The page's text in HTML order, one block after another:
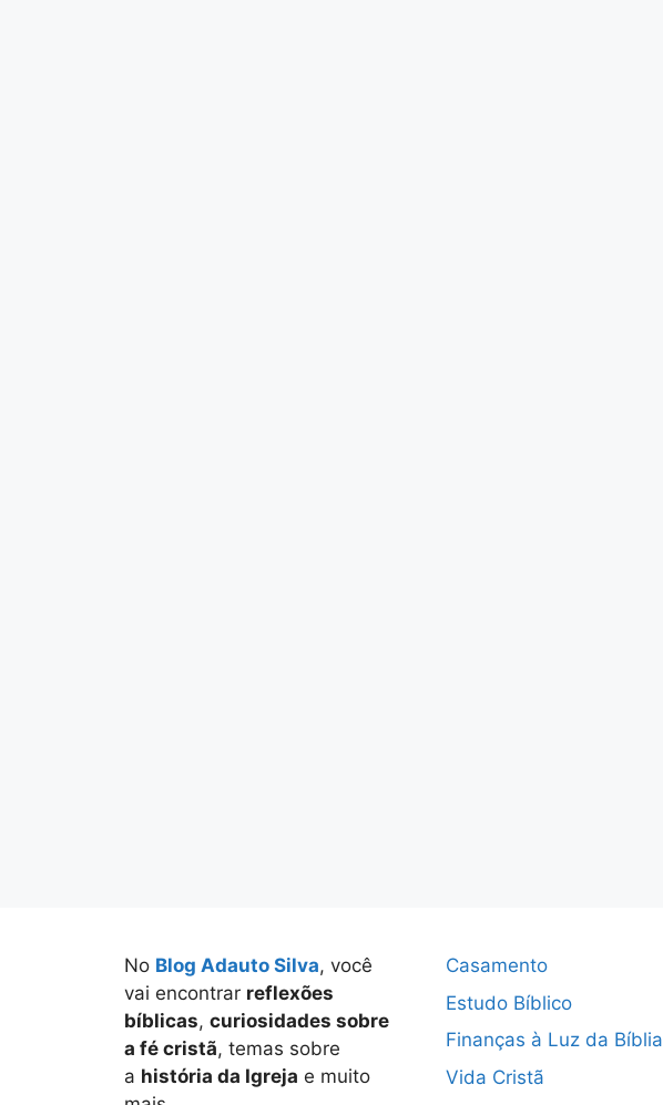
No Blog Adauto Silva, você
vai encontrar reflexões
bíblicas, curiosidades sobre
a fé cristã, temas sobre
a história da Igreja e muito
Casamento
Estudo Bíblico
Finanças à Luz da Bíblia
Vida Cristã